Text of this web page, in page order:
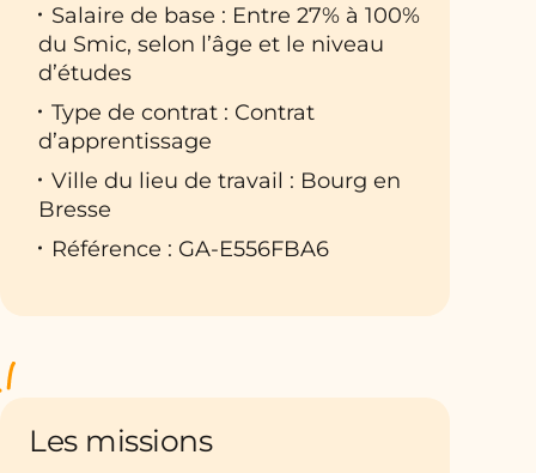
Salaire de base : Entre 27% à 100%
du Smic, selon l’âge et le niveau
d’études
Type de contrat : Contrat
d’apprentissage
Ville du lieu de travail : Bourg en
Bresse
Référence : GA-E556FBA6
Les missions